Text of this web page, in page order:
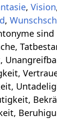
, Vision
,